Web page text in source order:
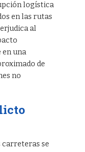
logística
en las rutas
al
una
de
no
se